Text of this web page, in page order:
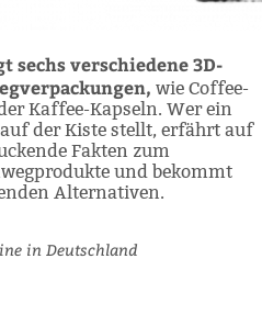
verschiedene 3D-
wie Coffee-
Kaffee-Kapseln. Wer ein
der Kiste stellt, erfährt auf
Fakten zum
und bekommt
Alternativen.
in Deutschland